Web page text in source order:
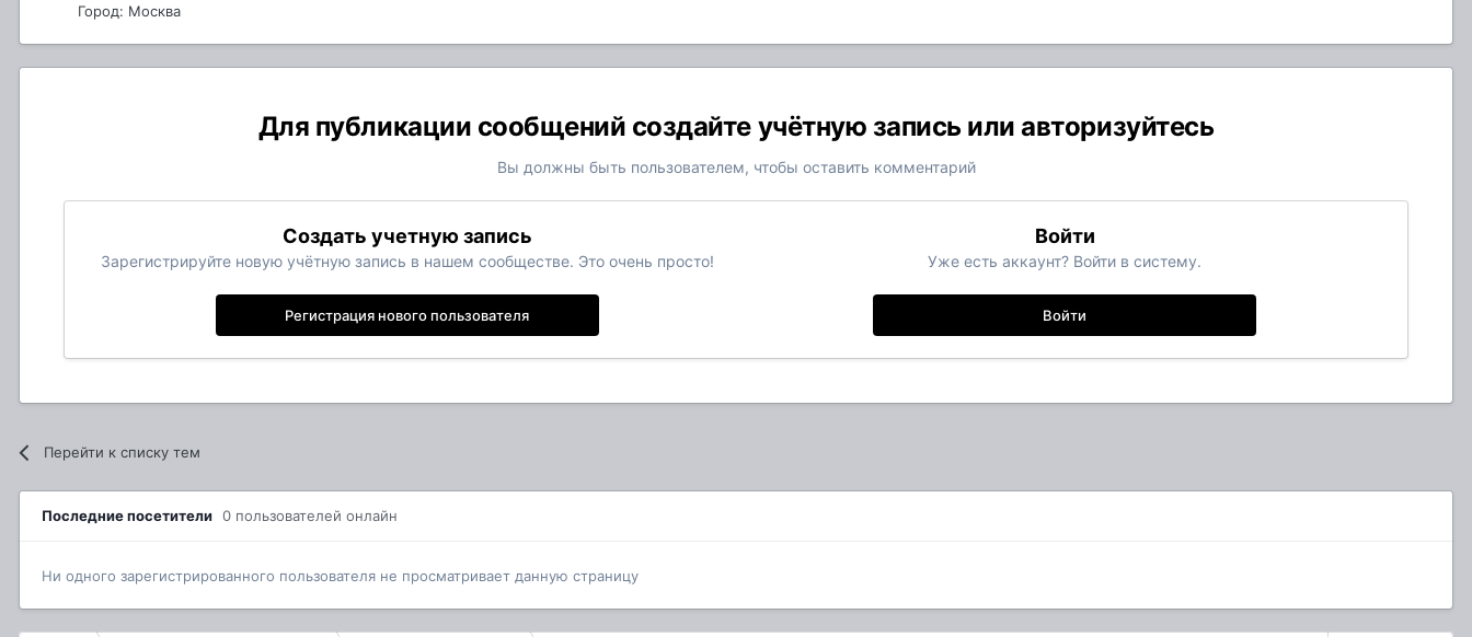
Город: Москва
Для публикации сообщений создайте учётную запись или авторизуйтесь
Вы должны быть пользователем, чтобы оставить комментарий
Создать учетную запись
Зарегистрируйте новую учётную запись в нашем сообществе. Это очень просто!
Регистрация нового пользователя
Войти
Уже есть аккаунт? Войти в систему.
Войти
Перейти к списку тем
Последние посетители 0 пользователей онлайн
Ни одного зарегистрированного пользователя не просматривает данную страницу